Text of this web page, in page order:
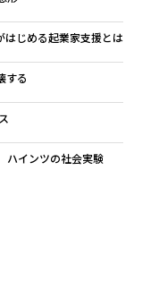
じめる起業家支援とは
する
ハインツの社会実験